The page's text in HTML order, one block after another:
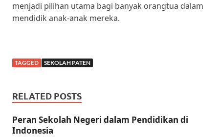
menjadi pilihan utama bagi banyak orangtua dalam
mendidik anak-anak mereka.
TAGGED SEKOLAH PATEN
RELATED POSTS
Peran Sekolah Negeri dalam Pendidikan di
Indonesia